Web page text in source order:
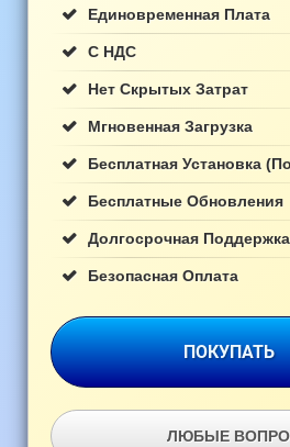
Единовременная Плата
С НДС
Нет Скрытых Затрат
Мгновенная Загрузка
Бесплатная Установка
Бесплатные Обновления
Долгосрочная Поддержка
Безопасная Оплата
ПОКУПАТЬ
ЛЮБЫЕ